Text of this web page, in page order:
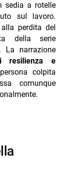
sedia a rotelle
sul lavoro.
perdita del
della serie
. La narrazione
resilienza e
colpita
comunque